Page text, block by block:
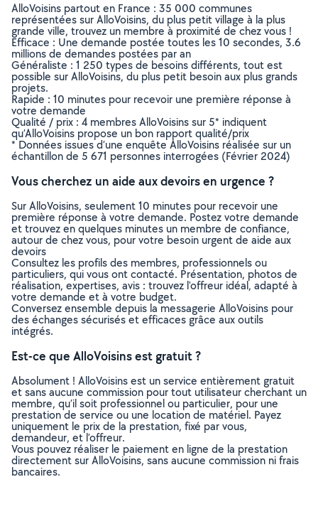
AlloVoisins partout en France : 35 000 communes
représentées sur AlloVoisins, du plus petit village à la plus
grande ville, trouvez un membre à proximité de chez vous !
Efficace : Une demande postée toutes les 10 secondes, 3.6
millions de demandes postées par an
Généraliste : 1 250 types de besoins différents, tout est
possible sur AlloVoisins, du plus petit besoin aux plus grands
projets.
Rapide : 10 minutes pour recevoir une première réponse à
votre demande
Qualité / prix : 4 membres AlloVoisins sur 5* indiquent
qu’AlloVoisins propose un bon rapport qualité/prix
* Données issues d’une enquête AlloVoisins réalisée sur un
échantillon de 5 671 personnes interrogées (Février 2024)
Vous cherchez un aide aux devoirs en urgence ?
Sur AlloVoisins, seulement 10 minutes pour recevoir une
première réponse à votre demande. Postez votre demande
et trouvez en quelques minutes un membre de confiance,
autour de chez vous, pour votre besoin urgent de aide aux
devoirs
Consultez les profils des membres, professionnels ou
particuliers, qui vous ont contacté. Présentation, photos de
réalisation, expertises, avis : trouvez l'offreur idéal, adapté à
votre demande et à votre budget.
Conversez ensemble depuis la messagerie AlloVoisins pour
des échanges sécurisés et efficaces grâce aux outils
intégrés.
Est-ce que AlloVoisins est gratuit ?
Absolument ! AlloVoisins est un service entièrement gratuit
et sans aucune commission pour tout utilisateur cherchant un
membre, qu’il soit professionnel ou particulier, pour une
prestation de service ou une location de matériel. Payez
uniquement le prix de la prestation, fixé par vous,
demandeur, et l’offreur.
Vous pouvez réaliser le paiement en ligne de la prestation
directement sur AlloVoisins, sans aucune commission ni frais
bancaires.